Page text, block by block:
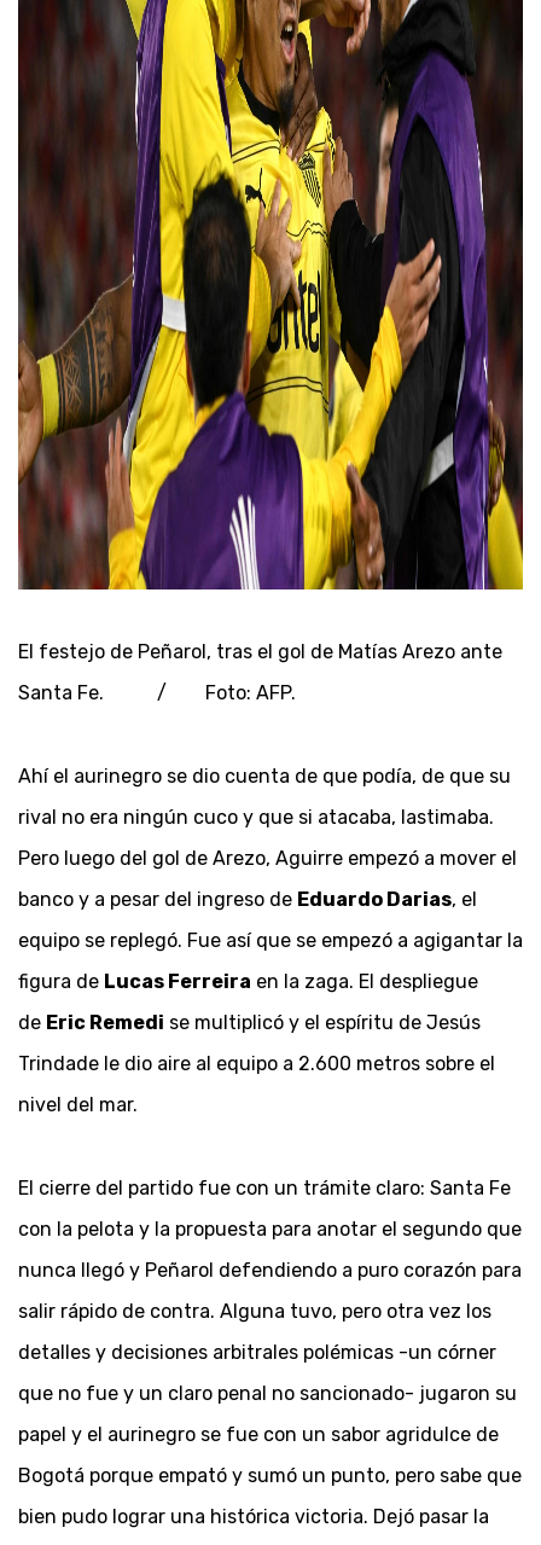
El festejo de Peñarol, tras el gol de Matías Arezo ante
Santa Fe. / Foto: AFP.
Ahí el aurinegro se dio cuenta de que podía, de que su
rival no era ningún cuco y que si atacaba, lastimaba.
Pero luego del gol de Arezo, Aguirre empezó a mover el
banco y a pesar del ingreso de Eduardo Darias, el
equipo se replegó. Fue así que se empezó a agigantar la
figura de Lucas Ferreira en la zaga. El despliegue
de Eric Remedi se multiplicó y el espíritu de Jesús
Trindade le dio aire al equipo a 2.600 metros sobre el
nivel del mar.
El cierre del partido fue con un trámite claro: Santa Fe
con la pelota y la propuesta para anotar el segundo que
nunca llegó y Peñarol defendiendo a puro corazón para
salir rápido de contra. Alguna tuvo, pero otra vez los
detalles y decisiones arbitrales polémicas -un córner
que no fue y un claro penal no sancionado- jugaron su
papel y el aurinegro se fue con un sabor agridulce de
Bogotá porque empató y sumó un punto, pero sabe que
bien pudo lograr una histórica victoria. Dejó pasar la